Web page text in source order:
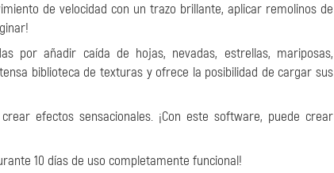
de velocidad con un trazo brillante, aplicar remolinos de
por añadir caída de hojas, nevadas, estrellas, mariposas,
biblioteca de texturas y ofrece la posibilidad de cargar sus
efectos sensacionales. ¡Con este software, puede crear
10 días de uso completamente funcional!